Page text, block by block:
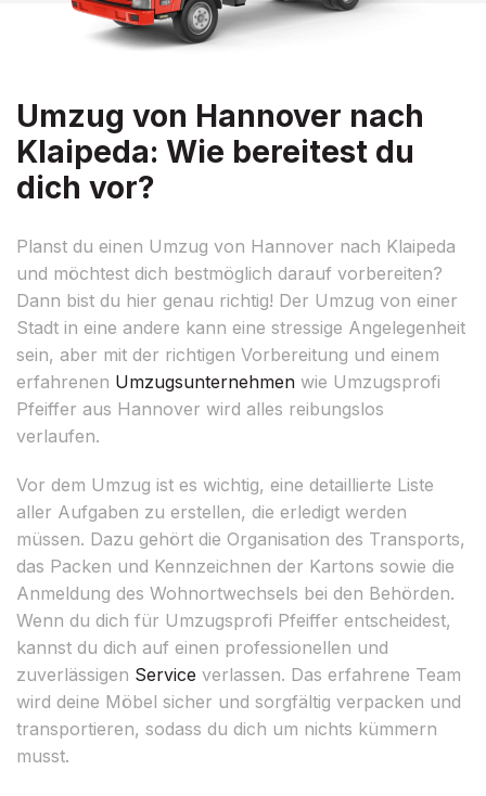
Umzug von Hannover nach
Klaipeda: Wie bereitest du
dich vor?
Planst du einen Umzug von Hannover nach Klaipeda
und möchtest dich bestmöglich darauf vorbereiten?
Dann bist du hier genau richtig! Der Umzug von einer
Stadt in eine andere kann eine stressige Angelegenheit
sein, aber mit der richtigen Vorbereitung und einem
erfahrenen Umzugsunternehmen wie Umzugsprofi
Pfeiffer aus Hannover wird alles reibungslos
verlaufen.
Vor dem Umzug ist es wichtig, eine detaillierte Liste
aller Aufgaben zu erstellen, die erledigt werden
müssen. Dazu gehört die Organisation des Transports,
das Packen und Kennzeichnen der Kartons sowie die
Anmeldung des Wohnortwechsels bei den Behörden.
Wenn du dich für Umzugsprofi Pfeiffer entscheidest,
kannst du dich auf einen professionellen und
zuverlässigen Service verlassen. Das erfahrene Team
wird deine Möbel sicher und sorgfältig verpacken und
transportieren, sodass du dich um nichts kümmern
musst.